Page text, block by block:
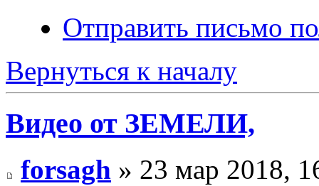
Отправить письмо
Вернуться к началу
Видео от ЗЕМЕЛИ,
forsagh » 23 мар 2018,